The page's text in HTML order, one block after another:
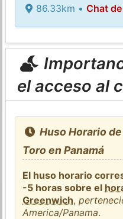
86.33km • Chat
el acceso al
Huso Horario
Toro en Panamá
El huso horario
-5 horas sobre el
Greenwich,
America/Panama.